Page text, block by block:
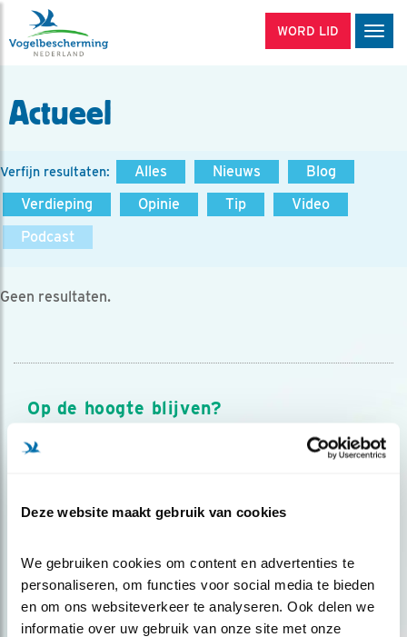
Deze website maakt gebruik van cookies
We gebruiken cookies om content en advertenties te
personaliseren, om functies voor social media te bieden
en om ons websiteverkeer te analyseren. Ook delen we
informatie over uw gebruik van onze site met onze
WORD LID
Actueel
Verfijn resultaten: Alles Nieuws
Blog
Verdieping
Opinie Tip
Video
Podcast
Geen resultaten.
Op de hoogte blijven?
Meld je aan en ontvang nieuws, inspiratie, acties en tips
over vogels en activiteiten van Vogelbescherming.